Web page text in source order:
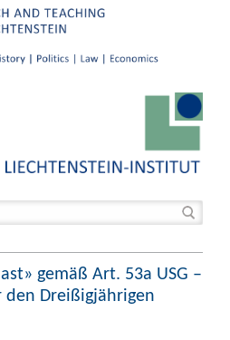
gemäß Art. 53a USG –
den Dreißigjährigen